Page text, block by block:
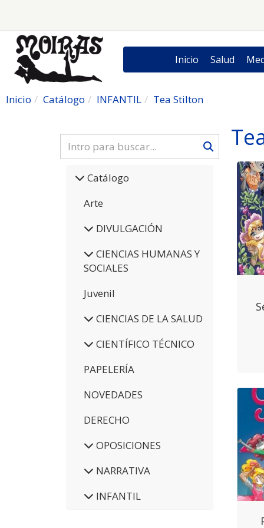
Inicio Salud
Inicio Catálogo INFANTIL Tea Stilton
Catálogo
Arte
DIVULGACIÓN
CIENCIAS HUMANAS Y
SOCIALES
Juvenil
CIENCIAS DE LA SALUD
CIENTÍFICO TÉCNICO
PAPELERÍA
NOVEDADES
DERECHO
OPOSICIONES
NARRATIVA
INFANTIL